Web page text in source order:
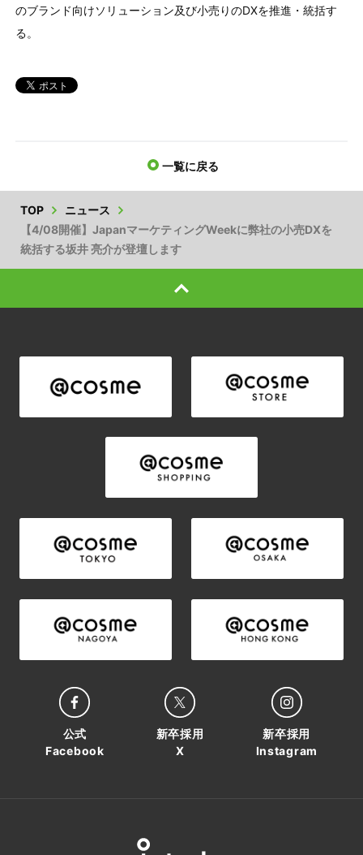
のブランド向けソリューション及び小売りのDXを推進・統括す
る。
一覧に戻る
TOP
ニュース
【4/08開催】JapanマーケティングWeekに弊社の小売DXを
統括する坂井 亮介が登壇します
公式
Facebook
新卒採用
X
新卒採用
Instagram